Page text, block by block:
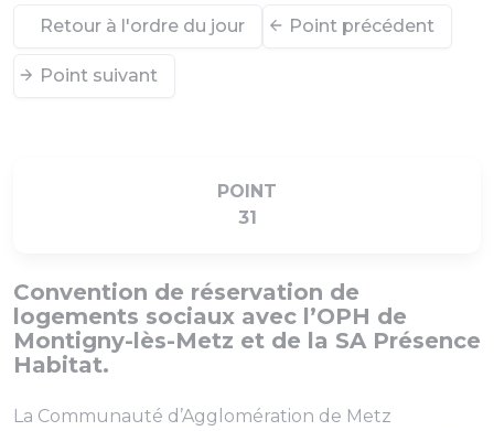
Retour à l'ordre du jour Point précédent
Point suivant
POINT
31
Convention de réservation de
logements sociaux avec l’OPH de
Montigny-lès-Metz et de la SA Présence
Habitat.
La Communauté d’Agglomération de Metz